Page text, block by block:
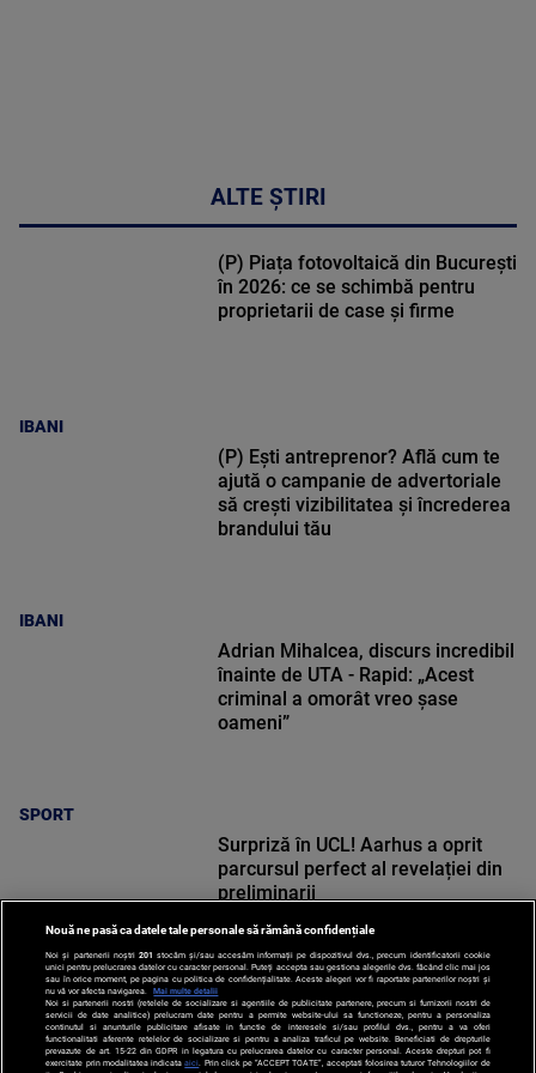
ALTE ȘTIRI
IBANI
(P) Piața fotovoltaică din București
în 2026: ce se schimbă pentru
proprietarii de case și firme
IBANI
(P) Ești antreprenor? Află cum te
ajută o campanie de advertoriale
să crești vizibilitatea și încrederea
brandului tău
SPORT
Adrian Mihalcea, discurs incredibil
înainte de UTA - Rapid: „Acest
criminal a omorât vreo șase
oameni”
SPORT
Surpriză în UCL! Aarhus a oprit
parcursul perfect al revelației din
preliminarii
Nouă ne pasă ca datele tale personale să rămână confidențiale
Noi și partenerii noștri 201 stocăm și/sau accesăm informații pe dispozitivul dvs., precum identificatorii cookie
unici pentru prelucrarea datelor cu caracter personal. Puteți accepta sau gestiona alegerile dvs. făcând clic mai jos
sau în orice moment, pe pagina cu politica de confidențialitate. Aceste alegeri vor fi raportate partenerilor noștri și
nu vă vor afecta navigarea.
Mai multe detalii
Noi si partenerii nostri (retelele de socializare si agentiile de publicitate partenere, precum si furnizorii nostri de
servicii de date analitice) prelucram date pentru a permite website-ului sa functioneze, pentru a personaliza
continutul si anunturile publicitare afisate in functie de interesele si/sau profilul dvs., pentru a va oferi
functionalitati aferente retelelor de socializare si pentru a analiza traficul pe website. Beneficiati de drepturile
prevazute de art. 15-22 din GDPR in legatura cu prelucrarea datelor cu caracter personal. Aceste drepturi pot fi
exercitate prin modalitatea indicataaici . Prin click pe “ACCEPT TOATE”, acceptati folosirea tuturor Tehnologiilor de